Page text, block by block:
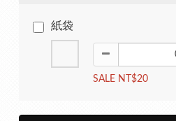
紙袋
SALE NT$20